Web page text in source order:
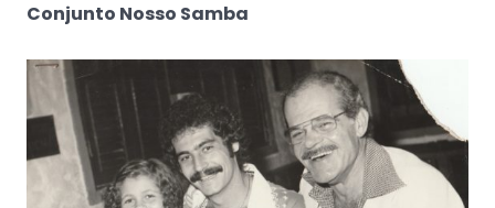
Conjunto Nosso Samba